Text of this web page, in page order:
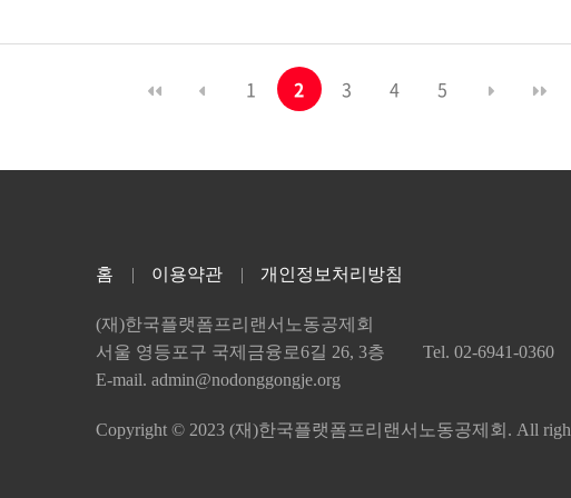
1 2 3 4 5
홈 이용약관 개인정보처리방침
(재)한국플랫폼프리랜서노동공제회
서울 영등포구 국제금융로6길 26, 3층
Tel. 02-6941-0360
E-mail. admin@nodonggongje.org
Copyright © 2023 (재)한국플랫폼프리랜서노동공제회. All right